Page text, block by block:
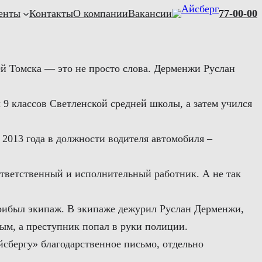
КонтактыО компанииВакансии 77-00-00
Томска — это не просто слова. Дерменжи Руслан
классов Светленской средней школы, а затем учился
года в должности водителя автомобиля –
и исполнительный работник. А не так
экипаж. В экипаже дежурил Руслан Дерменжи,
а преступник попал в руки полиции.
благодарственное письмо, отдельно